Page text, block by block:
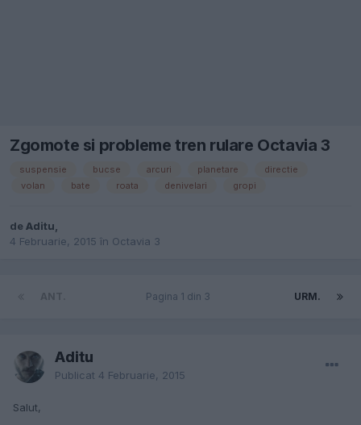
Zgomote si probleme tren rulare Octavia 3
suspensie bucse arcuri planetare
directie
volan
bate roata denivelari gropi
deAditu,
4 Februarie, 2015 în Octavia 3
URM.
Pagina 1 din 3
Aditu
Publicat 4 Februarie, 2015
Salut,